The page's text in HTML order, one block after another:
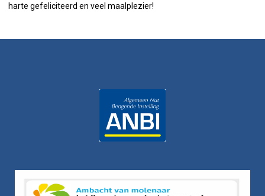
harte gefeliciteerd en veel maalplezier!